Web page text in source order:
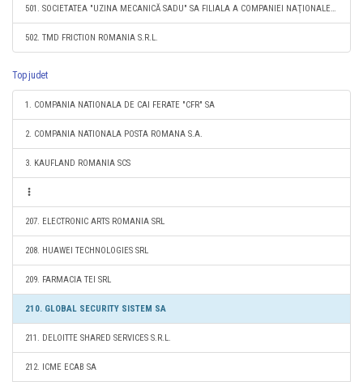
501. SOCIETATEA "UZINA MECANICĂ SADU" SA FILIALA A COMPANIEI NAŢIONALE "ROMARM" S.A.
502. TMD FRICTION ROMANIA S.R.L.
Top judet
1. COMPANIA NATIONALA DE CAI FERATE "CFR" SA
2. COMPANIA NATIONALA POSTA ROMANA S.A.
3. KAUFLAND ROMANIA SCS
207. ELECTRONIC ARTS ROMANIA SRL
208. HUAWEI TECHNOLOGIES SRL
209. FARMACIA TEI SRL
210. GLOBAL SECURITY SISTEM SA
211. DELOITTE SHARED SERVICES S.R.L.
212. ICME ECAB SA